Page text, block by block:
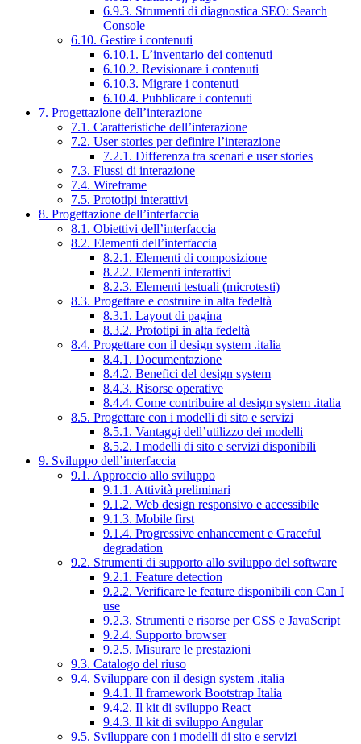
6.9.3. Strumenti di diagnostica SEO: Search
Console
6.10. Gestire i contenuti
6.10.1. L’inventario dei contenuti
6.10.2. Revisionare i contenuti
6.10.3. Migrare i contenuti
6.10.4. Pubblicare i contenuti
7. Progettazione dell’interazione
7.1. Caratteristiche dell’interazione
7.2. User stories per definire l’interazione
7.2.1. Differenza tra scenari e user stories
7.3. Flussi di interazione
7.4. Wireframe
7.5. Prototipi interattivi
8. Progettazione dell’interfaccia
8.1. Obiettivi dell’interfaccia
8.2. Elementi dell’interfaccia
8.2.1. Elementi di composizione
8.2.2. Elementi interattivi
8.2.3. Elementi testuali (microtesti)
8.3. Progettare e costruire in alta fedeltà
8.3.1. Layout di pagina
8.3.2. Prototipi in alta fedeltà
8.4. Progettare con il design system .italia
8.4.1. Documentazione
8.4.2. Benefici del design system
8.4.3. Risorse operative
8.4.4. Come contribuire al design system .italia
8.5. Progettare con i modelli di sito e servizi
8.5.1. Vantaggi dell’utilizzo dei modelli
8.5.2. I modelli di sito e servizi disponibili
9. Sviluppo dell’interfaccia
9.1. Approccio allo sviluppo
9.1.1. Attività preliminari
9.1.2. Web design responsivo e accessibile
9.1.3. Mobile first
9.1.4. Progressive enhancement e Graceful
degradation
9.2. Strumenti di supporto allo sviluppo del software
9.2.1. Feature detection
9.2.2. Verificare le feature disponibili con Can I
use
9.2.3. Strumenti e risorse per CSS e JavaScript
9.2.4. Supporto browser
9.2.5. Misurare le prestazioni
9.3. Catalogo del riuso
9.4. Sviluppare con il design system .italia
9.4.1. Il framework Bootstrap Italia
9.4.2. Il kit di sviluppo React
9.4.3. Il kit di sviluppo Angular
9.5. Sviluppare con i modelli di sito e servizi